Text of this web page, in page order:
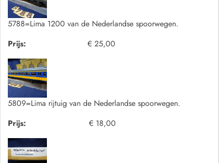
5788=Lima 1200 van de Nederlandse spoorwegen.
Prijs:
€ 25,00
5809=Lima rijtuig van de Nederlandse spoorwegen.
Prijs:
€ 18,00